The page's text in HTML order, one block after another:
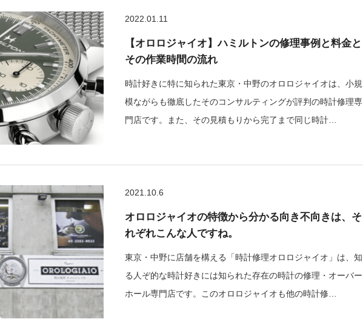
2022.01.11
【オロロジャイオ】ハミルトンの修理事例と料金と
その作業時間の流れ
時計好きに特に知られた東京・中野のオロロジャイオは、小規
模ながらも徹底したそのコンサルティングが評判の時計修理専
門店です。また、その見積もりから完了まで同じ時計…
2021.10.6
オロロジャイオの特徴から分かる向き不向きは、そ
れぞれこんな人ですね。
東京・中野に店舗を構える「時計修理オロロジャイオ」は、知
る人ぞ的な時計好きには知られた存在の時計の修理・オーバー
ホール専門店です。このオロロジャイオも他の時計修…